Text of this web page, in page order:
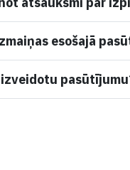
esošajā